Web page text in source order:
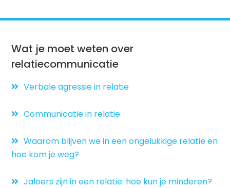
Wat je moet weten over
relatiecommunicatie
Verbale agressie in relatie
Communicatie in relatie
Waarom blijven we in een ongelukkige relatie en
hoe kom je weg?
Jaloers zijn in een relatie: hoe kun je minderen?